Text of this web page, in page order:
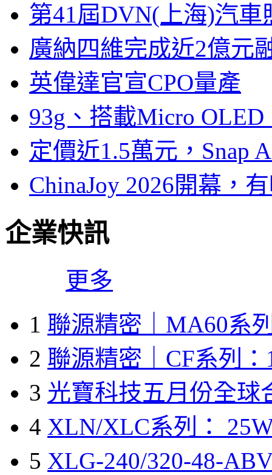
第41屆DVN(上海)汽
廣納四維完成近2億元
英偉達官宣CPO量產
93g、搭載Micro
定價近1.5萬元，Snap
ChinaJoy 2026開幕，
企業快訊
更多
1 聯源精密｜MA60系
2 聯源精密｜CF系列：
3 光寶科技五月份全球
4 XLN/XLC系列：
5 XLG-240/320-48-